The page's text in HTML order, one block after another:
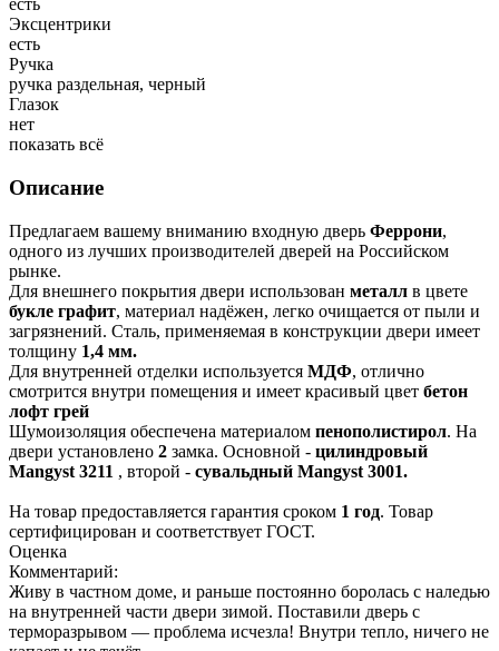
есть
Эксцентрики
есть
Ручка
ручка раздельная, черный
Глазок
нет
показать всё
Описание
Предлагаем вашему вниманию входную дверь Феррони,
одного из лучших производителей дверей на Российском
рынке.
Для внешнего покрытия двери использован металл в цвете
букле графит, материал надёжен, легко очищается от пыли и
загрязнений. Сталь, применяемая в конструкции двери имеет
толщину 1,4 мм.
Для внутренней отделки используется МДФ, отлично
смотрится внутри помещения и имеет красивый цвет бетон
лофт грей
Шумоизоляция обеспечена материалом пенополистирол. На
двери установлено 2 замка. Основной - цилиндровый
Mangyst 3211 , второй - сувальдный Mangyst 3001.
На товар предоставляется гарантия сроком 1 год. Товар
сертифицирован и соответствует ГОСТ.
Оценка
Комментарий:
Живу в частном доме, и раньше постоянно боролась с наледью
на внутренней части двери зимой. Поставили дверь с
терморазрывом — проблема исчезла! Внутри тепло, ничего не